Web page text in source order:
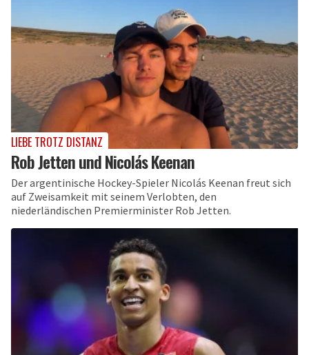
LIEBE TROTZ DISTANZ
Rob Jetten und Nicolás Keenan
Der argentinische Hockey-Spieler Nicolás Keenan freut sich
auf Zweisamkeit mit seinem Verlobten, den
niederländischen Premierminister Rob Jetten.